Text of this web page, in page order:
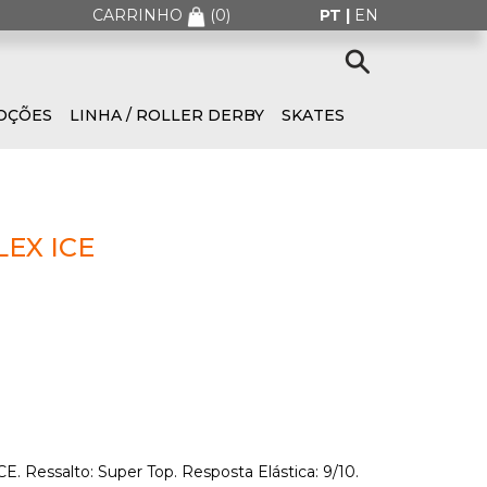
CARRINHO (0) PT | EN
LINHA / ROLLER DERBY SKATES
ICE
Ressalto: Super Top. Resposta Elástica: 9/10.